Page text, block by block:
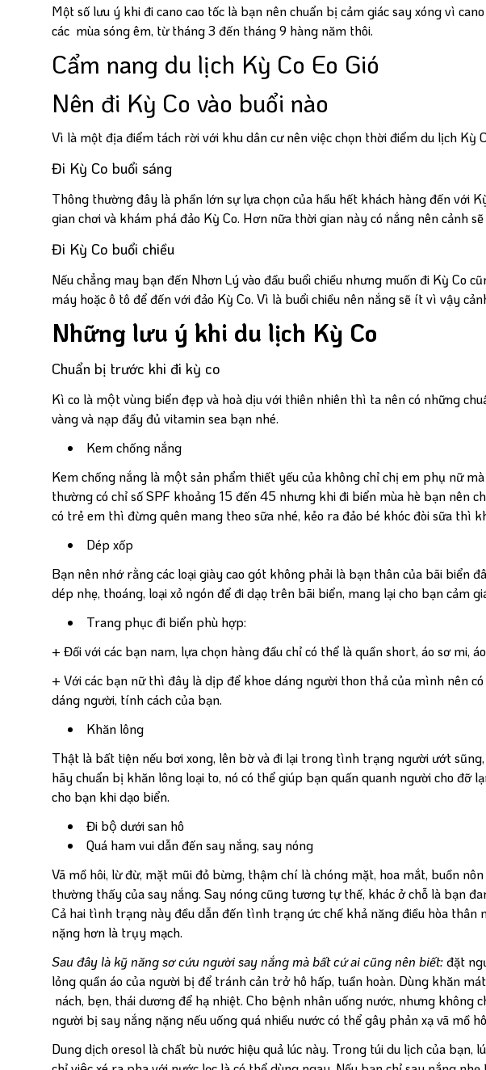
Một số lưu ý khi đi cano cao tốc là bạn nên chuẩn bị cảm giác say xóng vì
các mùa sóng êm, từ tháng 3 đến tháng 9 hàng năm thôi.
Cẩm nang du lịch Kỳ Co Eo Gió
Nên đi Kỳ Co vào buổi nào
Vì là một địa điểm tách rời với khu dân cư nên việc chọn thời điểm du lịch Kỳ
Đi Kỳ Co buổi sáng
Thông thường đây là phần lớn sự lựa chọn của hầu hết khách hàng đến với
gian chơi và khám phá đảo Kỳ Co. Hơn nữa thời gian này có nắng nên cảnh
Đi Kỳ Co buổi chiều
Nếu chẳng may bạn đến Nhơn Lý vào đầu buổi chiều nhưng muốn đi Kỳ Co
máy hoặc ô tô để đến với đảo Kỳ Co. Vì là buổi chiều nên nắng sẽ ít vì vậy
Những lưu ý khi du lịch Kỳ Co
Chuẩn bị trước khi đi kỳ co
Kì co là một vùng biển đẹp và hoà dịu với thiên nhiên thì ta nên có những
vàng và nạp đầy đủ vitamin sea bạn nhé.
Kem chống nắng
Kem chống nắng là một sản phẩm thiết yếu của không chỉ chị em phụ nữ
thường có chỉ số SPF khoảng 15 đến 45 nhưng khi đi biển mùa hè bạn nên
có trẻ em thì đừng quên mang theo sữa nhé, kẻo ra đảo bé khóc đòi sữa thì
Dép xốp
Bạn nên nhớ rằng các loại giày cao gót không phải là bạn thân của bãi biển
dép nhẹ, thoáng, loại xỏ ngón để đi dạọ trên bãi biển, mang lại cho bạn cảm
Trang phục đi biển phù hợp:
+ Đối với các bạn nam, lựa chọn hàng đầu chỉ có thể là quần short, áo sơ mi,
+ Với các bạn nữ thì đây là dịp để khoe dáng người thon thả của mình nên
dáng người, tính cách của bạn.
Khăn lông
Thật là bất tiện nếu bơi xong, lên bờ và đi lại trong tình trạng người ướt
hãy chuẩn bị khăn lông loại to, nó có thể giúp bạn quấn quanh người cho đỡ
cho bạn khi dạo biển.
Đi bộ dưới san hô
Quá ham vui dẫn đến say nắng, say nóng
Vã mồ hôi, lừ đừ, mặt mũi đỏ bừng, thậm chí là chóng mặt, hoa mắt, buồn
thường thấy của say nắng. Say nóng cũng tương tự thế, khác ở chỗ là bạn
Cả hai tình trạng này đều dẫn đến tình trạng ức chế khả năng điều hòa thân
nặng hơn là trụy mạch.
Sau đây là kỹ năng sơ cứu người say nắng mà bất cứ ai cũng nên biết:đặt
lỏng quần áo của người bị để tránh cản trở hô hấp, tuần hoàn. Dùng khăn
nách, bẹn, thái dương để hạ nhiệt. Cho bệnh nhân uống nước, nhưng không
người bị say nắng nặng nếu uống quá nhiều nước có thể gây phản xạ vã mồ
Dung dịch oresol là chất bù nước hiệu quả lúc này. Trong túi du lịch của bạn,